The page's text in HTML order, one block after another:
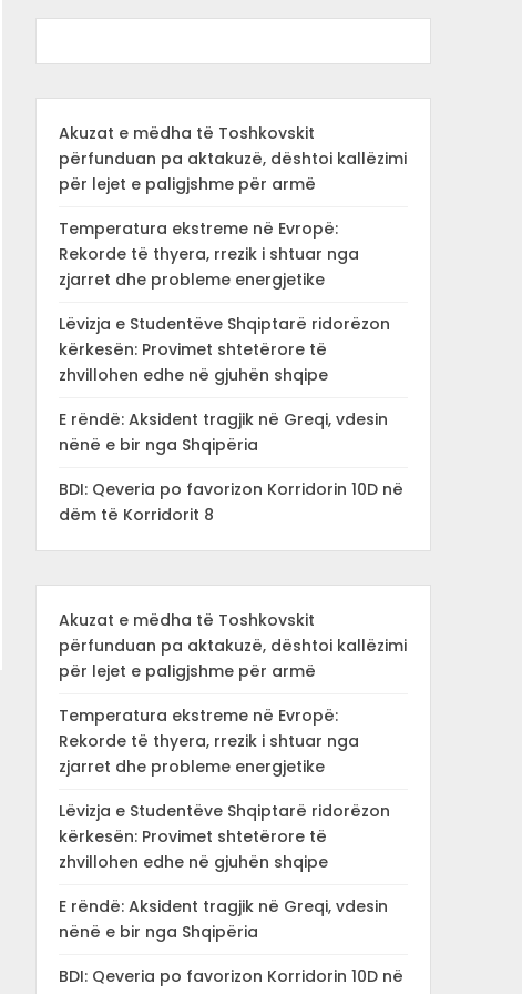
Akuzat e mëdha të Toshkovskit
përfunduan pa aktakuzë, dështoi kallëzimi
për lejet e paligjshme për armë
Temperatura ekstreme në Evropë:
Rekorde të thyera, rrezik i shtuar nga
zjarret dhe probleme energjetike
Lëvizja e Studentëve Shqiptarë ridorëzon
kërkesën: Provimet shtetërore të
zhvillohen edhe në gjuhën shqipe
E rëndë: Aksident tragjik në Greqi, vdesin
nënë e bir nga Shqipëria
BDI: Qeveria po favorizon Korridorin 10D në
dëm të Korridorit 8
Akuzat e mëdha të Toshkovskit
përfunduan pa aktakuzë, dështoi kallëzimi
për lejet e paligjshme për armë
Temperatura ekstreme në Evropë:
Rekorde të thyera, rrezik i shtuar nga
zjarret dhe probleme energjetike
Lëvizja e Studentëve Shqiptarë ridorëzon
kërkesën: Provimet shtetërore të
zhvillohen edhe në gjuhën shqipe
E rëndë: Aksident tragjik në Greqi, vdesin
nënë e bir nga Shqipëria
BDI: Qeveria po favorizon Korridorin 10D në